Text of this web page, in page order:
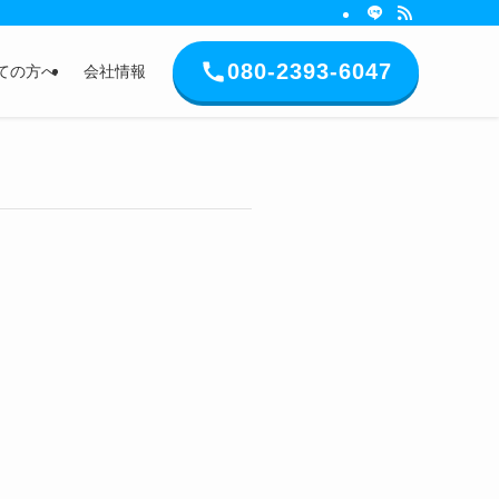
の方へ 会社情報 080-2393-6047